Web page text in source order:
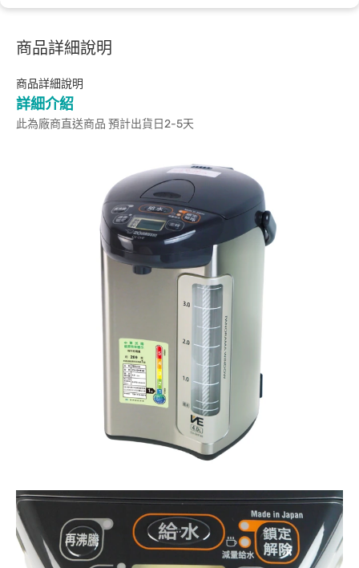
商品詳細說明
商品詳細說明
詳細介紹
此為廠商直送商品 預計出貨日2-5天